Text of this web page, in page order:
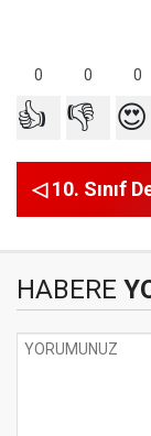
0 0 0
👍 👎 😍
◁ 10. Sınıf
HABERE